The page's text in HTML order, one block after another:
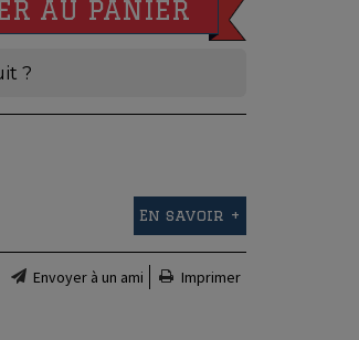
AU PANIER
?
En savoir +
Envoyer à un ami Imprimer